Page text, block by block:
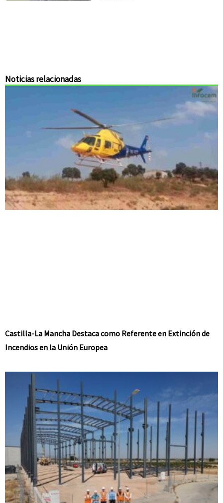
Noticias relacionadas
Castilla-La Mancha Destaca como Referente en Extinción de
Incendios en la Unión Europea